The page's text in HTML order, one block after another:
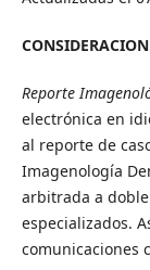
Reporte
electrónica en
al reporte de
Imagenología
arbitrada a
especializados.
comunicaciones